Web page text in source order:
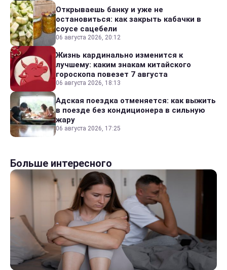
Открываешь банку и уже не
остановиться: как закрыть кабачки в
соусе сацебели
06 августа 2026, 20:12
Жизнь кардинально изменится к
лучшему: каким знакам китайского
гороскопа повезет 7 августа
06 августа 2026, 18:13
Адская поездка отменяется: как выжить
в поезде без кондиционера в сильную
жару
06 августа 2026, 17:25
Больше интересного